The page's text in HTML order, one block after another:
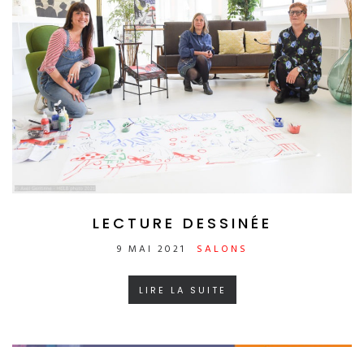
LECTURE DESSINÉE
9 MAI 2021 SALONS
LIRE LA SUITE